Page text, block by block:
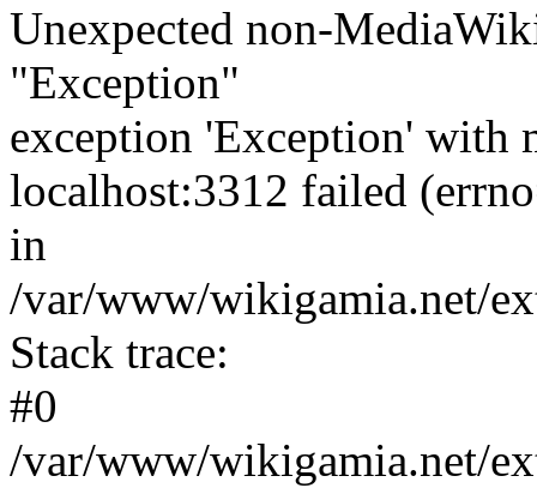
Unexpected non-
"Exception"
exception 'Exception' with
localhost:3312 failed
in
/var/www/wikigamia.net/
Stack trace:
#0
/var/www/wikigamia.net/